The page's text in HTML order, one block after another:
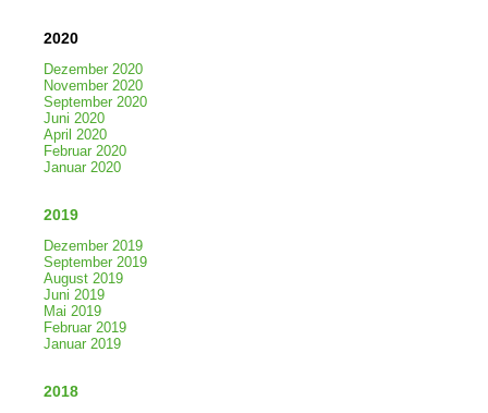
2020
Dezember 2020
November 2020
September 2020
Juni 2020
April 2020
Februar 2020
Januar 2020
2019
Dezember 2019
September 2019
August 2019
Juni 2019
Mai 2019
Februar 2019
Januar 2019
2018